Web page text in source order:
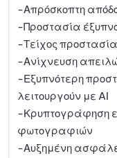
-Απρόσκοπτη
-Προστασία
-Τείχος
-Ανίχνευση
-Εξυπνότερη
λειτουργούν με AI
-Κρυπτογράφηση
φωτογραφιών
-Αυξημένη